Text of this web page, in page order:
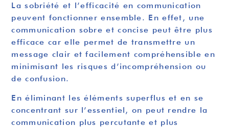
La sobriété et l’efficacité en communication
peuvent fonctionner ensemble. En effet, une
communication sobre et concise peut être plus
efficace car elle permet de transmettre un
message clair et facilement compréhensible en
minimisant les risques d’incompréhension ou
de confusion.
En éliminant les éléments superflus et en se
concentrant sur l’essentiel, on peut rendre la
communication plus percutante et plus